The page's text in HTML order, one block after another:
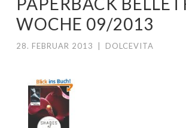
WOCHE 09/2013
28. FEBRUAR 2013 DOLCEVITA